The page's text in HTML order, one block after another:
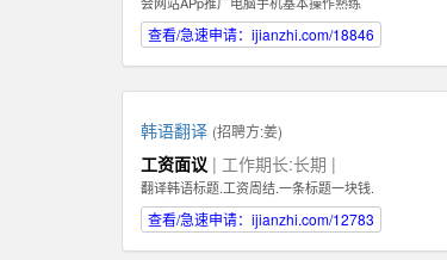
查看/急速申请：ijianzhi.com/18846
韩语翻译 (招聘方:姜)
工资面议 | 工作期长:长期 |
翻译韩语标题.工资周结.一条标题一块钱.
查看/急速申请：ijianzhi.com/12783